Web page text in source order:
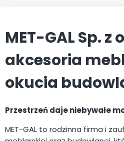
MET-GAL Sp. z
akcesoria
okucia
Przestrzeń daje niebywałe
MET-GAL to rodzinna firma i